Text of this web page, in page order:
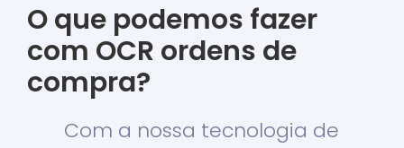
O que podemos fazer
com OCR ordens de
compra?
Com a nossa tecnologia de